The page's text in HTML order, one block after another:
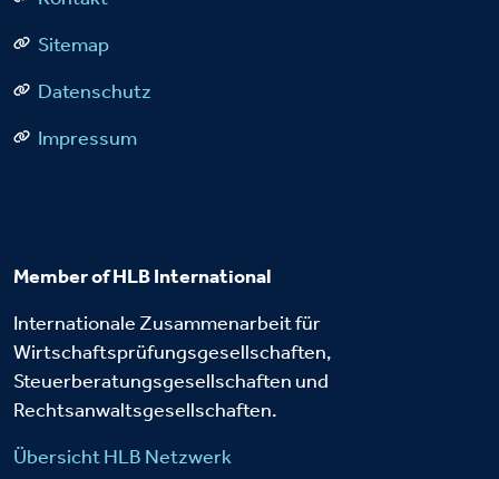
Sitemap
Datenschutz
Impressum
Member of HLB International
Internationale Zusammenarbeit für
Wirtschaftsprüfungsgesellschaften,
Steuerberatungsgesellschaften und
Rechtsanwaltsgesellschaften.
Übersicht HLB Netzwerk